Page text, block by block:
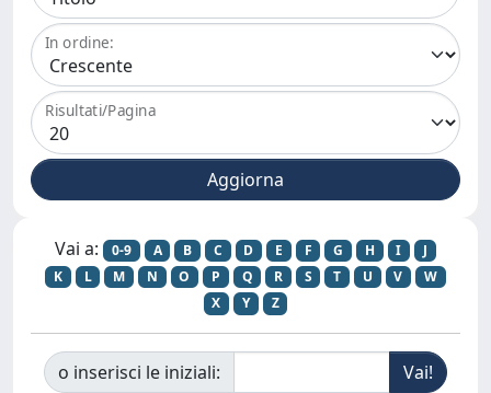
In ordine:
Risultati/Pagina
Vai a: 0-9 A B C D E F G H I
J
K
L M N O P Q R S T U V
W
X
Y Z
o inserisci le iniziali: